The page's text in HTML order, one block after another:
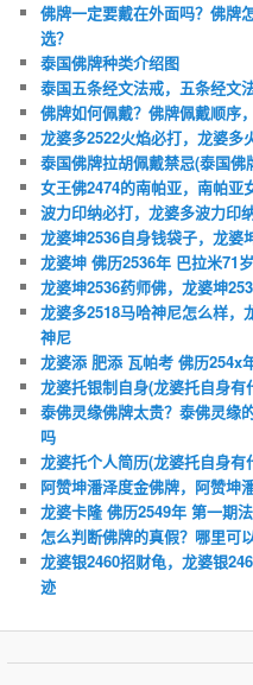
佛牌一定要戴在外面吗？佛牌
选？
泰国佛牌种类介绍图
泰国五条经文法戒，五条经文
佛牌如何佩戴？佛牌佩戴顺序
龙婆多2522火焰必打，龙婆多
泰国佛牌拉胡佩戴禁忌(泰国佛
女王佛2474的南帕亚，南帕亚
波力印纳必打，龙婆多波力印
龙婆坤2536自身钱袋子，龙婆
龙婆坤 佛历2536年 巴拉米71
龙婆坤2536药师佛，龙婆坤
龙婆多2518马哈神尼怎么样，
神尼
龙婆添 肥添 瓦帕考 佛历254x
龙婆托银制自身(龙婆托自身有
泰佛灵缘佛牌太贵？泰佛灵缘
吗
龙婆托个人简历(龙婆托自身有
阿赞坤潘泽度金佛牌，阿赞坤
龙婆卡隆 佛历2549年 第一期
怎么判断佛牌的真假？哪里可
龙婆银2460招财龟，龙婆银
迹